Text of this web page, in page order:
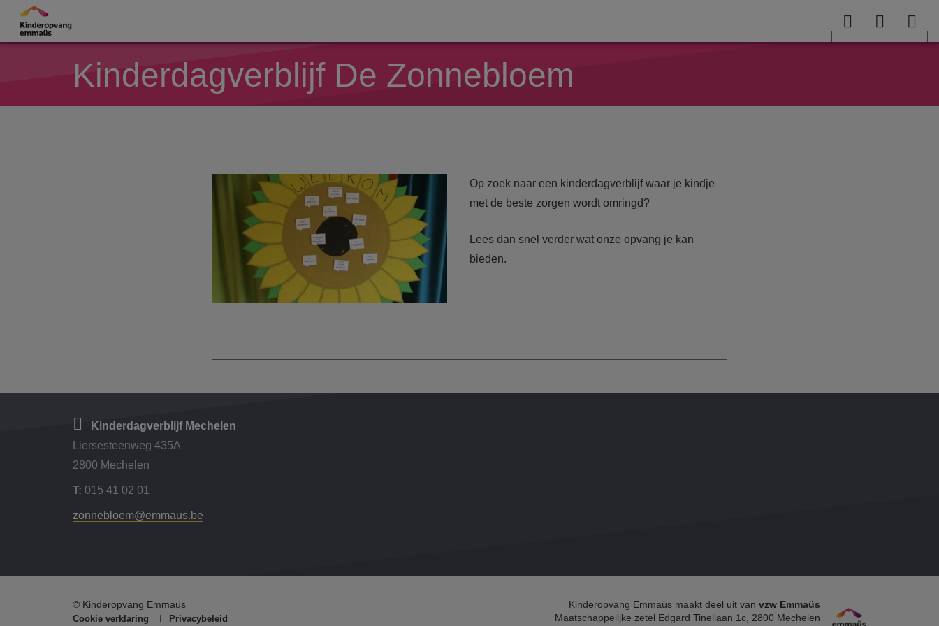
Overslaan en naar de inhoud gaan
Menu User
Kinderdagverblijf De Zonnebloem
Op zoek naar een kinderdagverblijf waar je kindje
met de beste zorgen wordt omringd?
Lees dan snel verder wat onze opvang je kan
bieden.
Kinderdagverblijf Mechelen
Liersesteenweg 435A
2800 Mechelen
T: 015 41 02 01
zonnebloem@emmaus.be
© Kinderopvang Emmaüs
Cookie verklaring Privacybeleid
Kinderopvang Emmaüs maakt deel uit van vzw Emmaüs
Maatschappelijke zetel Edgard Tinellaan 1c, 2800 Mechelen